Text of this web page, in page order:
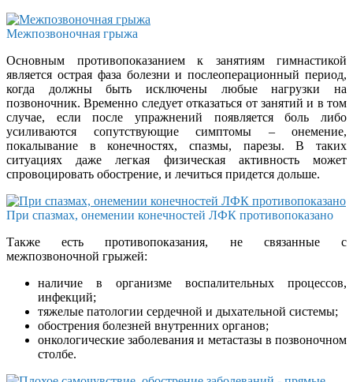
Межпозвоночная грыжа
Основным противопоказанием к занятиям гимнастикой
является острая фаза болезни и послеоперационный период,
когда должны быть исключены любые нагрузки на
позвоночник. Временно следует отказаться от занятий и в том
случае, если после упражнений появляется боль либо
усиливаются сопутствующие симптомы – онемение,
покалывание в конечностях, спазмы, парезы. В таких
ситуациях даже легкая физическая активность может
спровоцировать обострение, и лечиться придется дольше.
При спазмах, онемении конечностей ЛФК противопоказано
Также есть противопоказания, не связанные с
межпозвоночной грыжей:
наличие в организме воспалительных процессов,
инфекций;
тяжелые патологии сердечной и дыхательной системы;
обострения болезней внутренних органов;
онкологические заболевания и метастазы в позвоночном
столбе.